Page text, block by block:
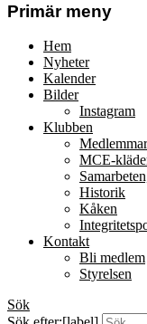
Primär meny
Hem
Nyheter
Kalender
Bilder
Instagram
Klubben
Medlemmar
MCE-
Historik
Kåken
Kontakt
Bli medlem
Styrelsen
Sök